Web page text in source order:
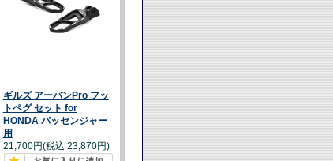
ギルズ アーバンPro フッ
トペグ セット for
HONDA パッセンジャー
用
21,700円(税込 23,870円)